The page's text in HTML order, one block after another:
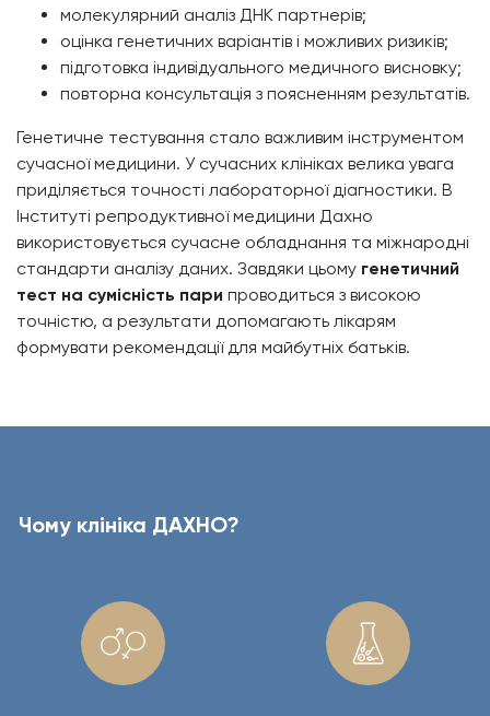
молекулярний аналіз ДНК партнерів;
оцінка генетичних варіантів і можливих ризиків;
підготовка індивідуального медичного висновку;
повторна консультація з поясненням результатів.
Генетичне тестування стало важливим інструментом
сучасної медицини. У сучасних клініках велика увага
приділяється точності лабораторної діагностики. В
Інституті репродуктивної медицини Дахно
використовується сучасне обладнання та міжнародні
стандарти аналізу даних. Завдяки цьому генетичний
тест на сумісність пари проводиться з високою
точністю, а результати допомагають лікарям
формувати рекомендації для майбутніх батьків.
Чому клініка ДАХНО?